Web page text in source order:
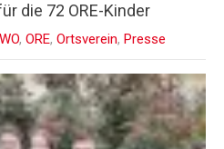
die 72 ORE-Kinder
, ORE, Ortsverein, Presse